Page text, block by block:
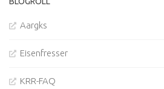
Aargks
Eisenfresser
KRR-FAQ